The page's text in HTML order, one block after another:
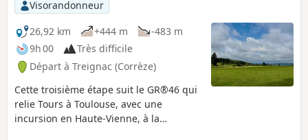
Visorandonneur
26,92 km
+444 m
-483 m
9h 00
Très difficile
Départ à Treignac (Corrèze)
Cette troisième étape suit le GR®46 qui
relie Tours à Toulouse, avec une
incursion en Haute-Vienne, à la